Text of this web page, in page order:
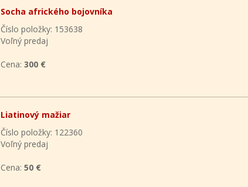
Socha afrického bojovníka
Číslo položky: 153638
Voľný predaj
Cena: 300 €
Liatinový mažiar
Číslo položky: 122360
Voľný predaj
Cena: 50 €